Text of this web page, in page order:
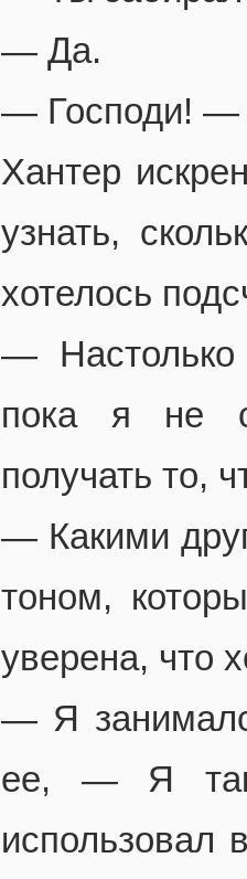
— Да.
— Господи! —
Хантер
узнать,
хотелось
— Настолько
пока я не
получать то,
— Какими
тоном,
уверена, что
— Я
ее, — Я
использовал